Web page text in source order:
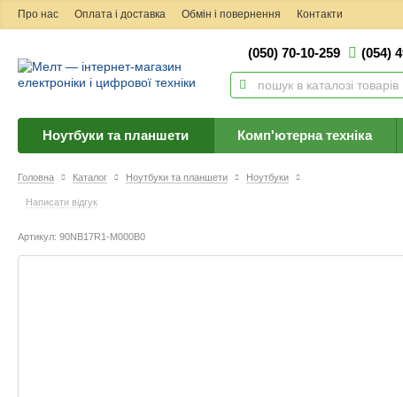
Про нас Оплата і доставка Обмін і повернення Контакти
(050) 70-10-259 (054)
Ноутбуки та планшети Комп'ютерна техніка
Головна Каталог Ноутбуки та планшети Ноутбуки
Написати відгук
Артикул: 90NB17R1-M000B0